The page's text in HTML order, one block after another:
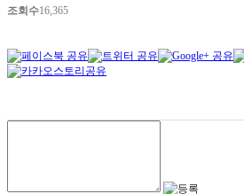
조회수16,365